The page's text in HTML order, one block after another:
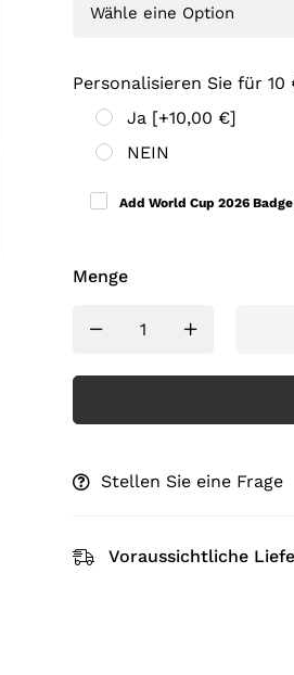
Personalisieren Sie für 10
Ja [+10,00 €]
NEIN
Add World Cup 2026 Badge
Menge
Stellen Sie eine Frage
Voraussichtliche